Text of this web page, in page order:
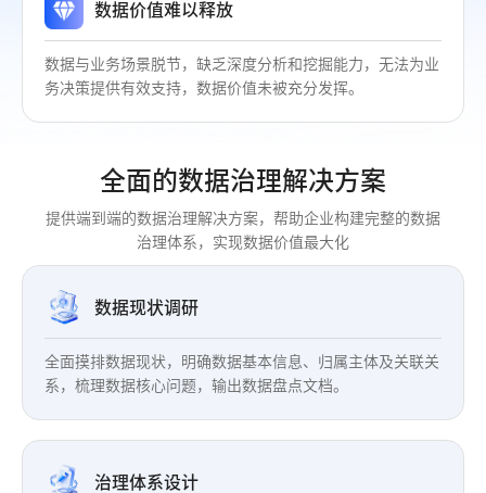
数据价值难以释放
数据与业务场景脱节，缺乏深度分析和挖掘能力，无法为业
务决策提供有效支持，数据价值未被充分发挥。
全面的数据治理解决方案
提供端到端的数据治理解决方案，帮助企业构建完整的数据
治理体系，实现数据价值最大化
数据现状调研
全面摸排数据现状，明确数据基本信息、归属主体及关联关
系，梳理数据核心问题，输出数据盘点文档。
治理体系设计